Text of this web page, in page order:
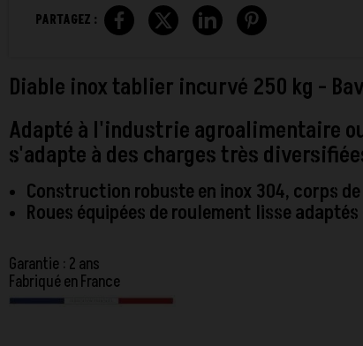
PARTAGEZ :
Diable inox tablier incurvé 250 kg -
Adapté à l'industrie agroalimentaire
s'adapte à des charges très
Construction robuste en inox 304, corps
Roues équipées de roulement lisse
Garantie : 2 ans
Fabriqué en France